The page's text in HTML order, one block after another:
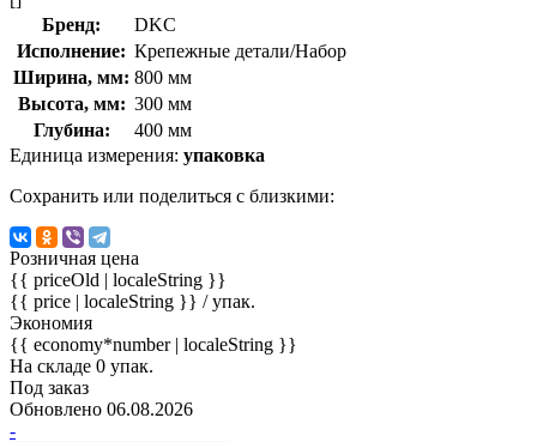
Бренд:
DKC
Исполнение: Крепежные детали/Набор
Ширина, мм: 800 мм
Высота, мм: 300 мм
Глубина:
400 мм
Единица измерения: упаковка
Сохранить или поделиться с близкими:
Розничная цена
{{ priceOld | localeString }}
{{ price | localeString }} / упак.
Экономия
{{ economy*number | localeString }}
На складе 0 упак.
Под заказ
Обновлено 06.08.2026
-